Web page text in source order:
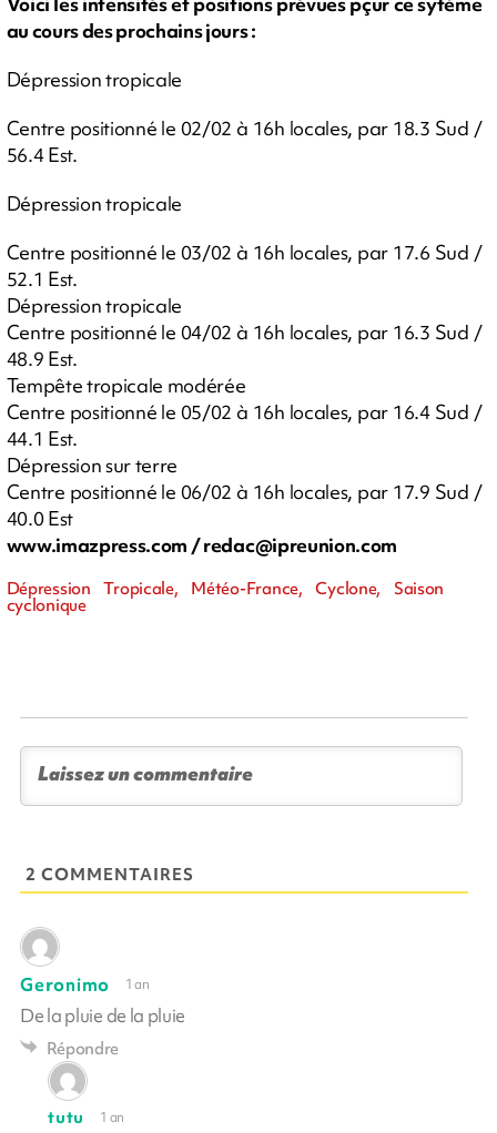
au cours des prochains jours :
Dépression tropicale
Centre positionné le 02/02 à 16h locales, par 18.3 Sud /
56.4 Est.
Dépression tropicale
Centre positionné le 03/02 à 16h locales, par 17.6 Sud /
52.1 Est.
Dépression tropicale
Centre positionné le 04/02 à 16h locales, par 16.3 Sud /
48.9 Est.
Tempête tropicale modérée
Centre positionné le 05/02 à 16h locales, par 16.4 Sud /
44.1 Est.
Dépression sur terre
Centre positionné le 06/02 à 16h locales, par 17.9 Sud /
40.0 Est
www.imazpress.com /redac@ipreunion.com
Dépression Tropicale, Météo-France, Cyclone, Saison
cyclonique
2 COMMENTAIRES
Geronimo 1 an
De la pluie de la pluie
Répondre
tutu 1 an